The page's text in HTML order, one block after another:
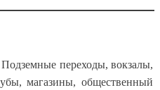
переходы, вокзалы,
магазины, общественный